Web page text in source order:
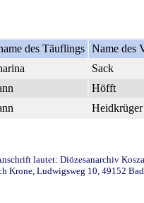
des Täuflings Name des
Sack
Höfft
Heidkrüger
lautet: Diözesanarchiv
Ludwigsweg 10, 49152